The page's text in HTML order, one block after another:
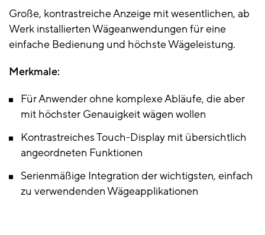
Große, kontrastreiche Anzeige mit wesentlichen, ab
Werk installierten Wägeanwendungen für eine
einfache Bedienung und höchste Wägeleistung.
Merkmale:
Für Anwender ohne komplexe Abläufe, die aber
mit höchster Genauigkeit wägen wollen
Kontrastreiches Touch-Display mit übersichtlich
angeordneten Funktionen
Serienmäßige Integration der wichtigsten, einfach
zu verwendenden Wägeapplikationen